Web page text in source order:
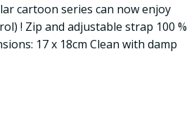
cartoon series can now enjoy
! Zip and adjustable strap 100 %
17 x 18cm Clean with damp